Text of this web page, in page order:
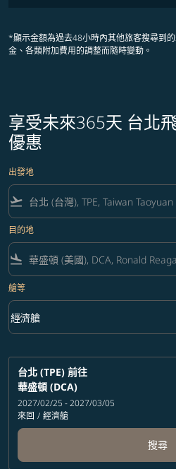
*顯示金額為過去48小時內其他旅客搜尋到
金、各類附加費用的調整而隨時變動。
享受未來365天 台北
優惠
出發地
flight_takeoff
目的地
flight_land
艙等
艙等 option 經濟艙 Selected
經濟艙
keyboard_arrow_down
台北 (TPE) 前往
華盛頓 (DCA)
2027/02/25 - 2027/03/05
來回 / 經濟艙
搜尋